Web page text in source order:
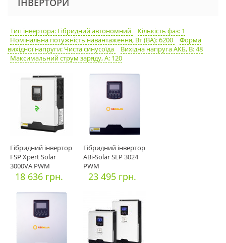
Тип інвертора: Гібридний автономний
Кількість фаз: 1
Номінальна потужність навантаження, Вт (ВА): 6200
Форма
вихідної напруги: Чиста синусоїда
Вихідна напруга АКБ, В: 48
Максимальний струм заряду, А: 120
Гібридний інвертор
FSP Xpert Solar
3000VA PWM
18 636 грн.
Гібридний інвертор
ABi-Solar SLP 3024
PWM
23 495 грн.